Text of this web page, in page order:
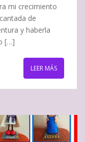
mi crecimiento
de
y haberla
[…]
LEER MÁS